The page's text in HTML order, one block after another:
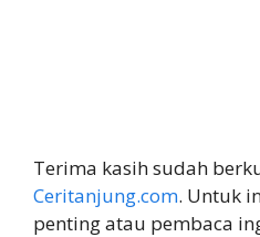
Terima kasih sudah
Ceritanjung.com. Untuk
penting atau pembaca